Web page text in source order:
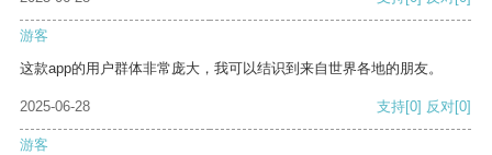
游客
这款app的用户群体非常庞大，我可以结识到来自世界各地的朋友。
2025-06-28 支持[0] 反对[0]
游客